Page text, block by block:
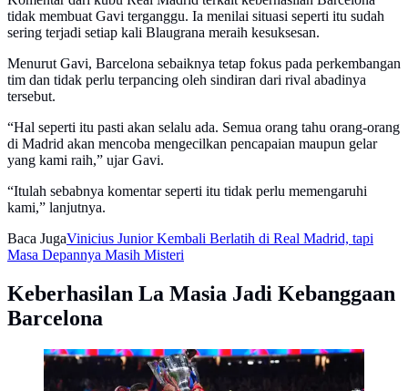
tidak membuat Gavi terganggu. Ia menilai situasi seperti itu sudah
sering terjadi setiap kali Blaugrana meraih kesuksesan.
Menurut Gavi, Barcelona sebaiknya tetap fokus pada perkembangan
tim dan tidak perlu terpancing oleh sindiran dari rival abadinya
tersebut.
“Hal seperti itu pasti akan selalu ada. Semua orang tahu orang-orang
di Madrid akan mencoba mengecilkan pencapaian maupun gelar
yang kami raih,” ujar Gavi.
“Itulah sebabnya komentar seperti itu tidak perlu memengaruhi
kami,” lanjutnya.
Baca JugaVinicius Junior Kembali Berlatih di Real Madrid, tapi
Masa Depannya Masih Misteri
Keberhasilan La Masia Jadi Kebanggaan
Barcelona